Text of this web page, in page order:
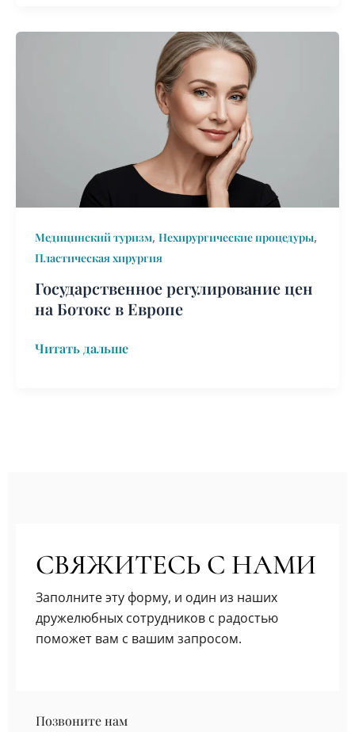
Медицинский туризм, Нехирургические процедуры,
Пластическая хирургия
Государственное регулирование цен
на Ботокс в Европе
Читать дальше
СВЯЖИТЕСЬ С НАМИ
Заполните эту форму, и один из наших
дружелюбных сотрудников с радостью
поможет вам с вашим запросом.
Позвоните нам